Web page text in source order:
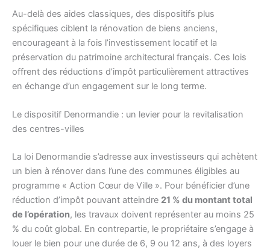
Au-delà des aides classiques, des dispositifs plus
spécifiques ciblent la rénovation de biens anciens,
encourageant à la fois l’investissement locatif et la
préservation du patrimoine architectural français. Ces lois
offrent des réductions d’impôt particulièrement attractives
en échange d’un engagement sur le long terme.
Le dispositif Denormandie : un levier pour la revitalisation
des centres-villes
La loi Denormandie s’adresse aux investisseurs qui achètent
un bien à rénover dans l’une des communes éligibles au
programme « Action Cœur de Ville ». Pour bénéficier d’une
réduction d’impôt pouvant atteindre 21 % du montant total
de l’opération, les travaux doivent représenter au moins 25
% du coût global. En contrepartie, le propriétaire s’engage à
louer le bien pour une durée de 6, 9 ou 12 ans, à des loyers